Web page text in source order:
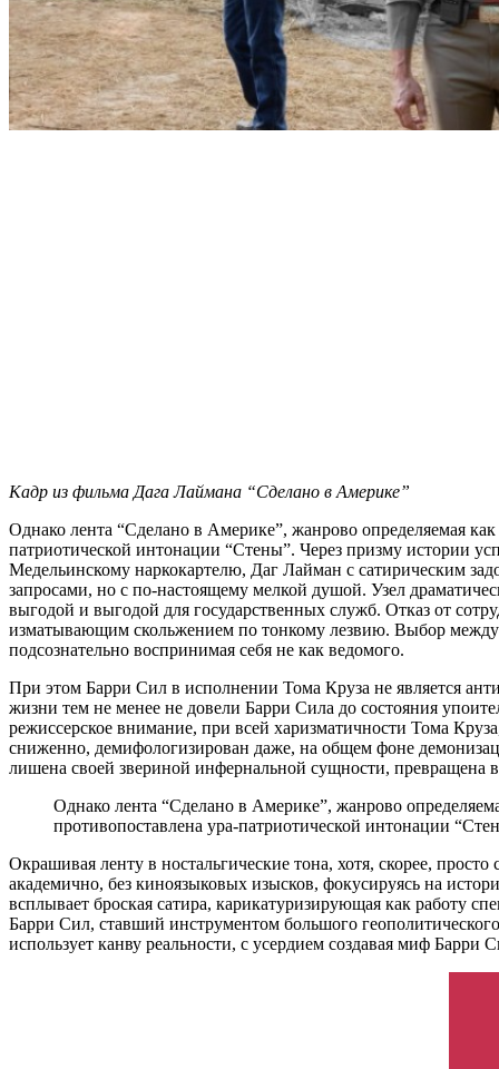
Кадр из фильма Дага Лаймана “Сделано в Америке”
Однако лента “Сделано в Америке”, жанрово определяемая
патриотической интонации “Стены”. Через призму истории
Медельинскому наркокартелю, Даг Лайман с сатирическим
запросами, но с по-настоящему мелкой душой. Узел
выгодой и выгодой для государственных служб. Отказ от
изматывающим скольжением по тонкому лезвию. Выбор
подсознательно воспринимая себя не как ведомого.
При этом Барри Сил в исполнении Тома Круза не является
жизни тем не менее не довели Барри Сила до состояния
режиссерское внимание, при всей харизматичности Тома
сниженно, демифологизирован даже, на общем фоне
лишена своей звериной инфернальной сущности, превращена
Однако лента “Сделано в Америке”, жанрово
противопоставлена ура-патриотической интонации
Окрашивая ленту в ностальгические тона, хотя, скорее,
академично, без киноязыковых изысков, фокусируясь на
всплывает броская сатира, карикатуризирующая как работу
Барри Сил, ставший инструментом большого
использует канву реальности, с усердием создавая миф